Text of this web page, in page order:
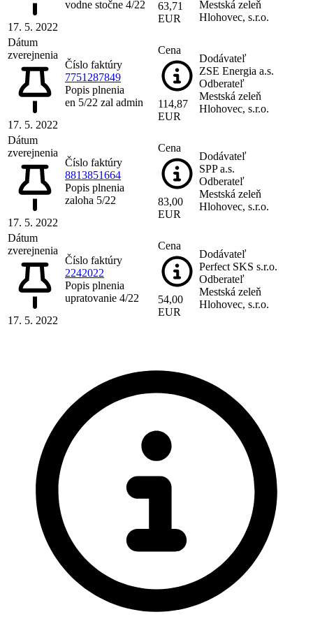
17. 5. 2022
vodne stočne 4/22
63,71
EUR
Mestská zeleň
Hlohovec, s.r.o.
Dátum
zverejnenia
17. 5. 2022
Číslo faktúry
7751287849
Popis plnenia
en 5/22 zal admin
Cena
114,87
EUR
Dodávateľ
ZSE Energia a.s.
Odberateľ
Mestská zeleň
Hlohovec, s.r.o.
Dátum
zverejnenia
17. 5. 2022
Číslo faktúry
8813851664
Popis plnenia
zaloha 5/22
Cena
83,00
EUR
Dodávateľ
SPP a.s.
Odberateľ
Mestská zeleň
Hlohovec, s.r.o.
Dátum
zverejnenia
17. 5. 2022
Číslo faktúry
2242022
Popis plnenia
upratovanie 4/22
Cena
54,00
EUR
Dodávateľ
Perfect SKS s.r.o.
Odberateľ
Mestská zeleň
Hlohovec, s.r.o.